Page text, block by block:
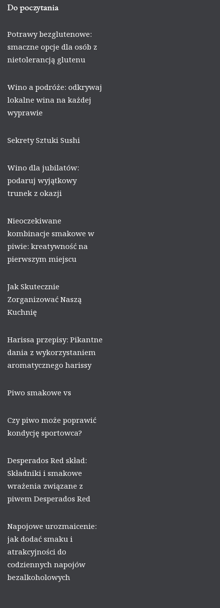
Do poczytania
Potrawy bezglutenowe:
smaczne opcje dla osób z
nietolerancją glutenu
Wino a podróże: odkrywaj
lokalne wina na każdej
wyprawie
Sekrety Sztuki Sushi
Wino dla jubilatów:
podaruj wyjątkowy
trunek z okazji
Nieoczekiwane
kombinacje smakowe w
piwie: kreatywność na
pierwszym miejscu
Jak Skutecznie
Zorganizować Naszą
Kuchnię
Harissa przepisy: Pikantne
dania z wykorzystaniem
aromatycznego harissy
Piwo smakowe vs
Czy piwo może poprawić
kondycję sportowca?
Desperados Red skład:
Składniki i smakowe
wrażenia związane z
piwem Desperados Red
Napojowe urozmaicenie:
jak dodać smaku i
atrakcyjności do
codziennych napojów
bezalkoholowych